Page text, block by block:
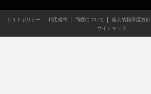
サイトポリシー 利用規約 商標について 個人情報保護方針
サイトマップ